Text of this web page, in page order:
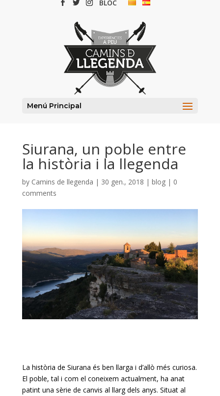
BLOC
Menú Principal
Siurana, un poble entre
la història i la llegenda
by Camins de llegenda | 30 gen., 2018 | blog| 0
comments
La història de Siurana és ben llarga i d’allò més curiosa.
El poble, tal i com el coneixem actualment, ha anat
patint una sèrie de canvis al llarg dels anys. Situat al